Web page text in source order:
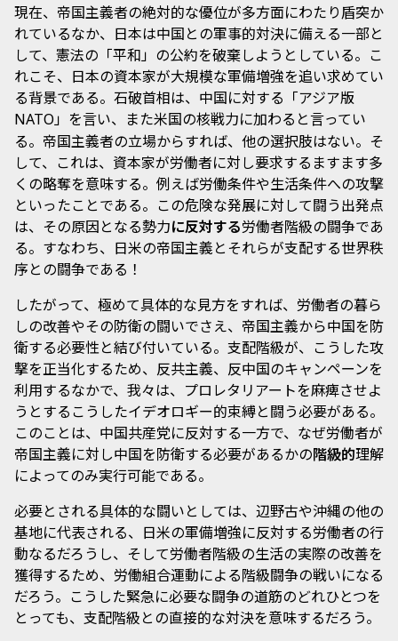
現在、帝国主義者の絶対的な優位が多方面にわたり盾突か
れているなか、日本は中国との軍事的対決に備える一部と
して、憲法の「平和」の公約を破棄しようとしている。こ
れこそ、日本の資本家が大規模な軍備増強を追い求めてい
る背景である。石破首相は、中国に対する「アジア版
NATO」を言い、また米国の核戦力に加わると言ってい
る。帝国主義者の立場からすれば、他の選択肢はない。そ
して、これは、資本家が労働者に対し要求するますます多
くの略奪を意味する。例えば労働条件や生活条件への攻撃
といったことである。この危険な発展に対して闘う出発点
は、その原因となる勢力に反対する労働者階級の闘争であ
る。すなわち、日米の帝国主義とそれらが支配する世界秩
序との闘争である！
したがって、極めて具体的な見方をすれば、労働者の暮ら
しの改善やその防衛の闘いでさえ、帝国主義から中国を防
衛する必要性と結び付いている。支配階級が、こうした攻
撃を正当化するため、反共主義、反中国のキャンペーンを
利用するなかで、我々は、プロレタリアートを麻痺させよ
うとするこうしたイデオロギー的束縛と闘う必要がある。
このことは、中国共産党に反対する一方で、なぜ労働者が
帝国主義に対し中国を防衛する必要があるかの階級的理解
によってのみ実行可能である。
必要とされる具体的な闘いとしては、辺野古や沖縄の他の
基地に代表される、日米の軍備増強に反対する労働者の行
動なるだろうし、そして労働者階級の生活の実際の改善を
獲得するため、労働組合運動による階級闘争の戦いになる
だろう。こうした緊急に必要な闘争の道筋のどれひとつを
とっても、支配階級との直接的な対決を意味するだろう。